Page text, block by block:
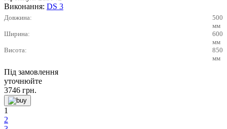
Виконання: DS 3
Довжина:
500
мм
Ширина:
600
мм
Висота:
850
мм
Під замовлення
уточнюйте
3746 грн.
1
2